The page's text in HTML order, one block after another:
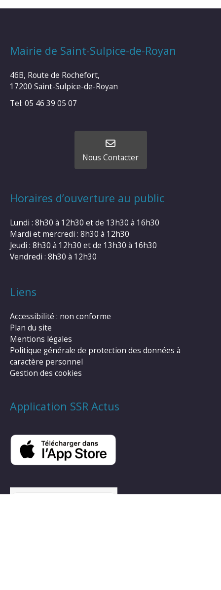
Mairie de Saint-Sulpice-de-Royan
46B, Route de Rochefort,
17200 Saint-Sulpice-de-Royan
Tel: 05 46 39 05 07
Nous Contacter
Horaires d’ouverture au public
Lundi : 8h30 à 12h30 et de 13h30 à 16h30
Mardi et mercredi : 8h30 à 12h30
Jeudi : 8h30 à 12h30 et de 13h30 à 16h30
Vendredi : 8h30 à 12h30
Liens
Accessibilité : non conforme
Plan du site
Mentions légales
Politique générale de protection des données à
caractère personnel
Gestion des cookies
Application SSR Actus